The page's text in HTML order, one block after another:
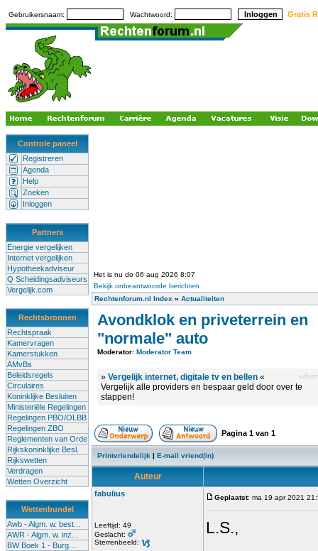
Gebruikersnaam: Wachtwoord: Gratis
Controle paneel
Registreren
Agenda
Help
Zoeken
Inloggen
Partners
Energie vergelijken
Internet vergelijken
Hypotheekadviseur
Q Scheidingsadviseurs
Vergelijk.com
Rechtsbronnen
Rechtspraak
Kamervragen
Kamerstukken
AMvBs
Beleidsregels
Circulaires
Koninklijke Besluiten
Ministeriële Regelingen
Regelingen PBO/OLBB
Regelingen ZBO
Reglementen van Orde
Rijkskoninklijke Besl.
Rijkswetten
Verdragen
Wetten Overzicht
Wettenbundel
Awb - Algm. w. best...
AWR - Algm. w. inz...
BW Boek 1 - Burg...
Het is nu do 06 aug 2026 8:07
Bekijk onbeantwoorde berichten
Rechtenforum.nl Index » Actualiteiten
Avondklok en priveterrein en
"normale" auto
Moderator: Moderator Team
» Vergelijk internet, digitale tv en bellen «
Vergelijk alle providers en bespaar geld door over te
stappen!
Pagina 1 van 1
Printvriendelijk | E-mail vriend(in)
Auteur
fabulius
Leeftijd: 49
Geslacht:
Sterrenbeeld:
Geplaatst: ma 19 apr 2021
L.S.,